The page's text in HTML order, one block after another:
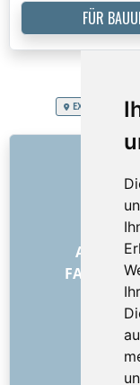
FÜR
EXTRA SERVICES
FAQ – für